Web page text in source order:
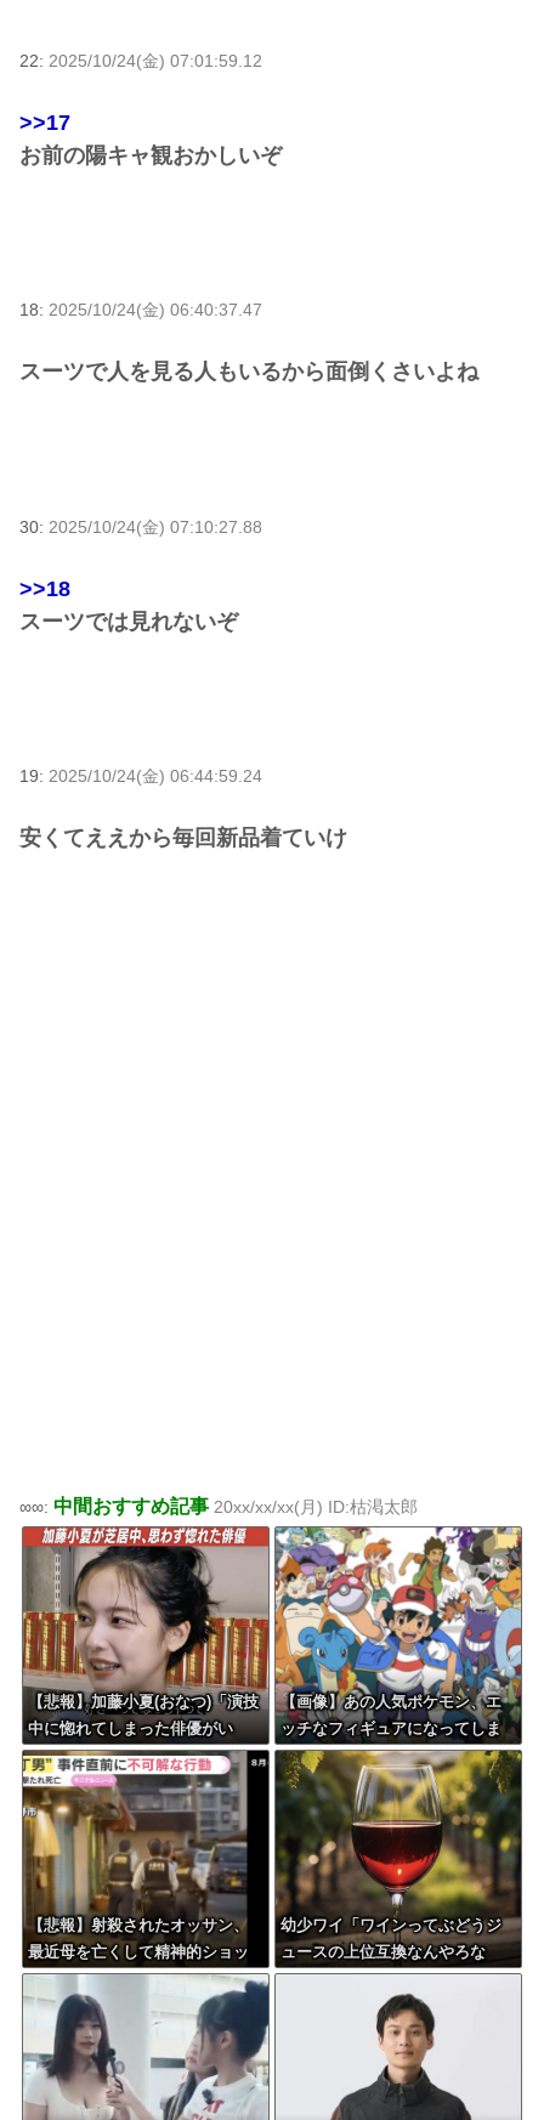
22: 2025/10/24(金) 07:01:59.12
>>17
お前の陽キャ観おかしいぞ
18: 2025/10/24(金) 06:40:37.47
スーツで人を見る人もいるから面倒くさいよね
30: 2025/10/24(金) 07:10:27.88
>>18
スーツでは見れないぞ
19: 2025/10/24(金) 06:44:59.24
安くてええから毎回新品着ていけ
∞∞: 中間おすすめ記事 20xx/xx/xx(月) ID:枯渇太郎
【悲報】加藤小夏(おなつ)「演技
中に惚れてしまった俳優がい
る」
【画像】あの人気ポケモン、エ
ッチなフィギュアになってしま
う
【悲報】射殺されたオッサン、
最近母を亡くして精神的ショッ
クを受けていたと判明・・・
幼少ワイ「ワインってぶどうジ
ュースの上位互換なんやろな
ぁ」